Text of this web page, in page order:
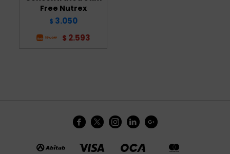
Free Nutrex
$ 3.050
$ 2.593
    